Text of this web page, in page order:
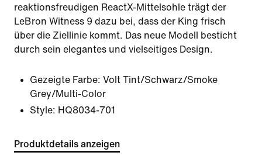
reaktionsfreudigen ReactX-Mittelsohle trägt der
LeBron Witness 9 dazu bei, dass der King frisch
über die Ziellinie kommt. Das neue Modell besticht
durch sein elegantes und vielseitiges Design.
Gezeigte Farbe: Volt Tint/Schwarz/Smoke
Grey/Multi-Color
Style: HQ8034-701
Produktdetails anzeigen